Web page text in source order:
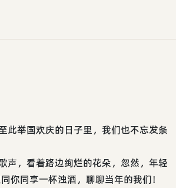
此举国欢庆的日子里，我们也不忘发条
，看着路边绚烂的花朵，忽然，年轻
你同享一杯浊酒，聊聊当年的我们！